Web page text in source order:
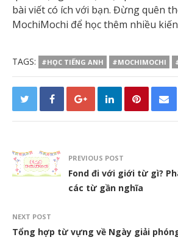
bài viết có ích với bạn. Đừng quên
MochiMochi để học thêm nhiều
TAGS: #HỌC TIẾNG ANH #MOCHIMOCHI
PREVIOUS POST
Fond đi với giới từ gì?
các từ gần nghĩa
NEXT POST
Tổng hợp từ vựng về Ngày giải